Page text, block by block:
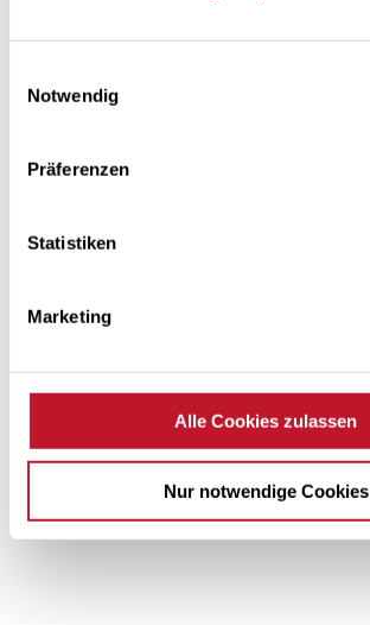
Notwendig
Präferenzen
Statistiken
Marketing
Alle Cookies zulassen
Nur notwendige Cookies